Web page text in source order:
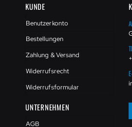
KUNDE
Benutzerkonto
Bestellungen
Zahlung & Versand
Widerrufsrecht
Widerrufsformular
UNTERNEHMEN
AGB